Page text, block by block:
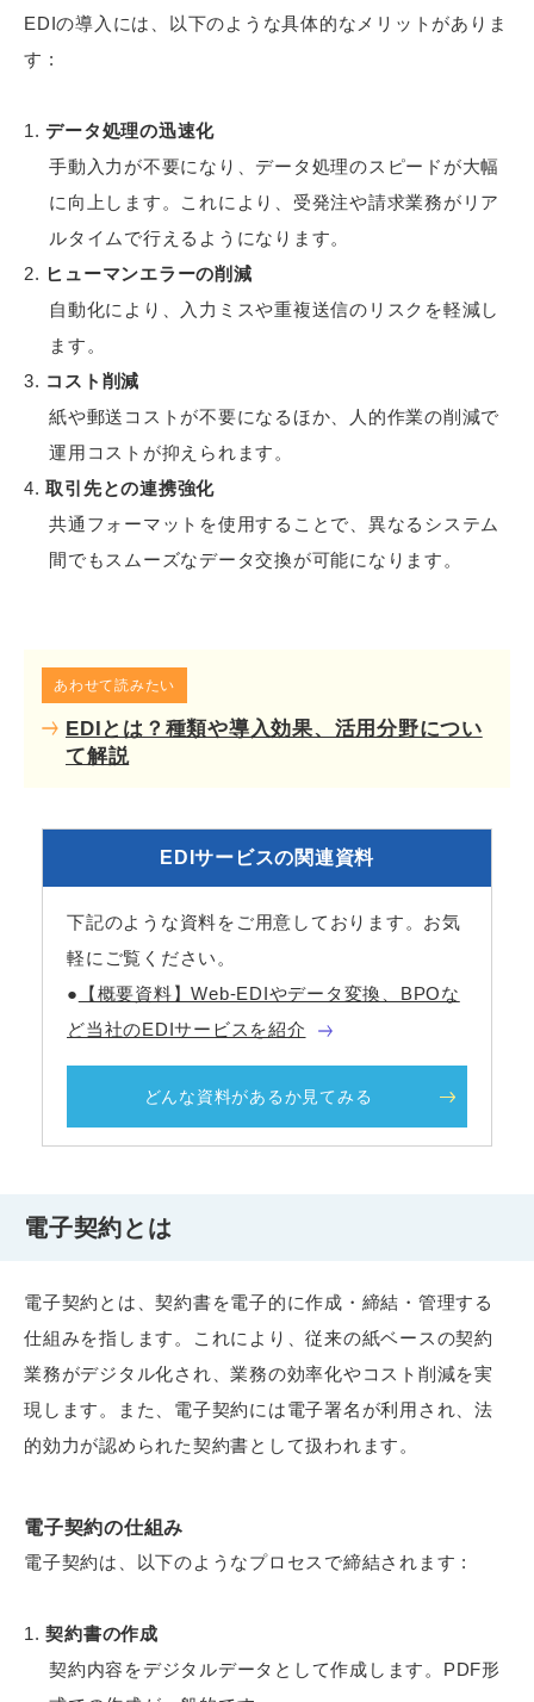
EDIの導入には、以下のような具体的なメリットがありま
す :
データ処理の迅速化
手動入力が不要になり、データ処理のスピードが大幅
に向上します。これにより、受発注や請求業務がリア
ルタイムで行えるようになります。
ヒューマンエラーの削減
自動化により、入力ミスや重複送信のリスクを軽減し
ます。
コスト削減
紙や郵送コストが不要になるほか、人的作業の削減で
運用コストが抑えられます。
取引先との連携強化
共通フォーマットを使用することで、異なるシステム
間でもスムーズなデータ交換が可能になります。
あわせて読みたい
EDIとは？種類や導入効果、活用分野につい
て解説
EDIサービスの関連資料
下記のような資料をご用意しております。お気
軽にご覧ください。
●
【概要資料】Web-EDIやデータ変換、BPOな
ど当社のEDIサービスを紹介
どんな資料があるか見てみる
電子契約とは
電子契約とは、契約書を電子的に作成・締結・管理する
仕組みを指します。これにより、従来の紙ベースの契約
業務がデジタル化され、業務の効率化やコスト削減を実
現します。また、電子契約には電子署名が利用され、法
的効力が認められた契約書として扱われます。
電子契約の仕組み
電子契約は、以下のようなプロセスで締結されます :
契約書の作成
契約内容をデジタルデータとして作成します。PDF形